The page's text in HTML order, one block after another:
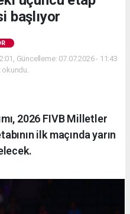
başlıyor
Güncelleme: 07.07.2026 - 11:43
2026 FIVB Milletler
ilk maçında yarın